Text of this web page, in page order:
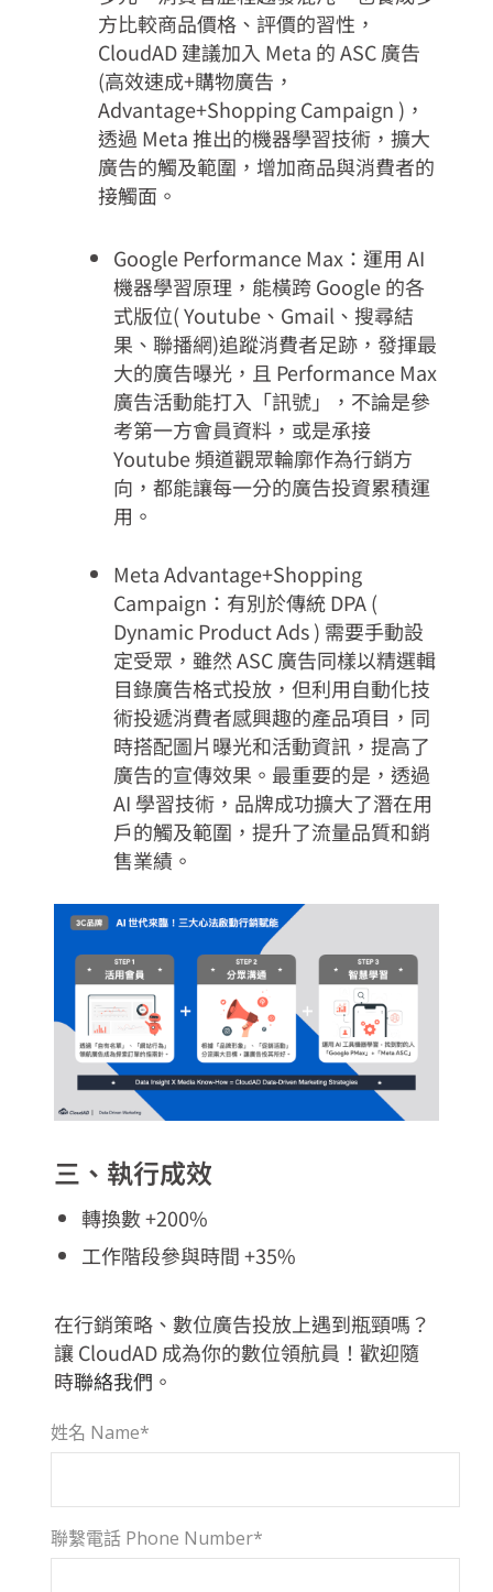
方比較商品價格、評價的習性，
CloudAD 建議加入 Meta 的 ASC 廣告
(高效速成+購物廣告，
Advantage+Shopping Campaign )，
透過 Meta 推出的機器學習技術，擴大
廣告的觸及範圍，增加商品與消費者的
接觸面。
Google Performance Max：運用 AI
機器學習原理，能橫跨 Google 的各
式版位( Youtube、Gmail、搜尋結
果、聯播網)追蹤消費者足跡，發揮最
大的廣告曝光，且 Performance Max
廣告活動能打入「訊號」，不論是參
考第一方會員資料，或是承接
Youtube 頻道觀眾輪廓作為行銷方
向，都能讓每一分的廣告投資累積運
用。
Meta Advantage+Shopping
Campaign：有別於傳統 DPA (
Dynamic Product Ads ) 需要手動設
定受眾，雖然 ASC 廣告同樣以精選輯
目錄廣告格式投放，但利用自動化技
術投遞消費者感興趣的產品項目，同
時搭配圖片曝光和活動資訊，提高了
廣告的宣傳效果。最重要的是，透過
AI 學習技術，品牌成功擴大了潛在用
戶的觸及範圍，提升了流量品質和銷
售業績。
三、執行成效​
轉換數 +200%
工作階段參與時間 +35%
在行銷策略、數位廣告投放上遇到瓶頸嗎？
讓 CloudAD 成為你的數位領航員！歡迎隨
時聯絡我們 。
姓名 Name*
聯繫電話 Phone Number*